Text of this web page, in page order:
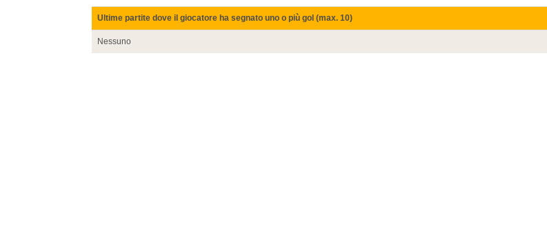
Ultime partite dove il giocatore ha segnato uno o più gol (max. 10)
Nessuno